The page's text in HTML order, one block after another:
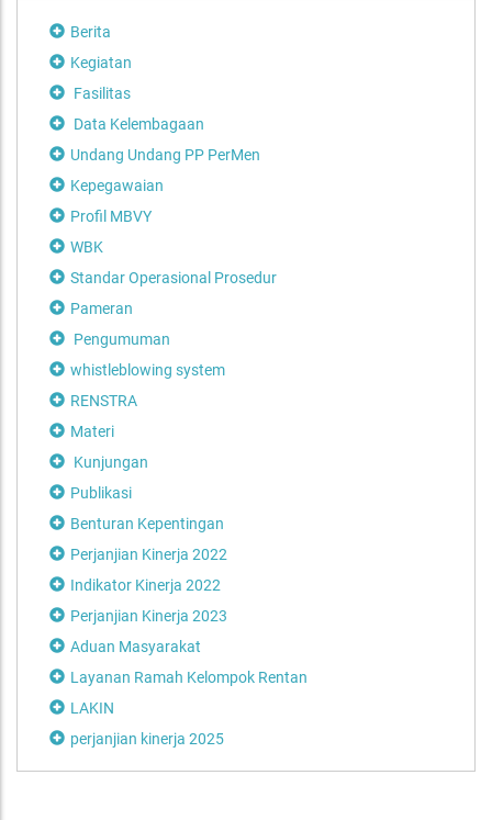
Berita
Kegiatan
Fasilitas
Data Kelembagaan
Undang Undang PP PerMen
Kepegawaian
Profil MBVY
WBK
Standar Operasional Prosedur
Pameran
Pengumuman
whistleblowing system
RENSTRA
Materi
Kunjungan
Publikasi
Benturan Kepentingan
Perjanjian Kinerja 2022
Indikator Kinerja 2022
Perjanjian Kinerja 2023
Aduan Masyarakat
Layanan Ramah Kelompok Rentan
LAKIN
perjanjian kinerja 2025